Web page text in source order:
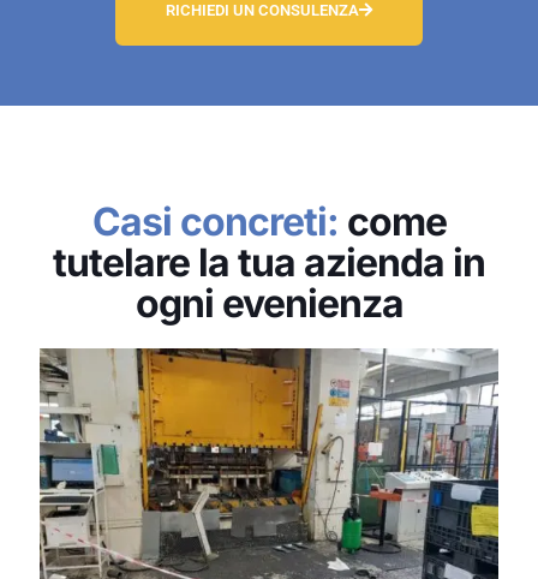
RICHIEDI UN CONSULENZA
Casi concreti: come
tutelare la tua azienda in
ogni evenienza